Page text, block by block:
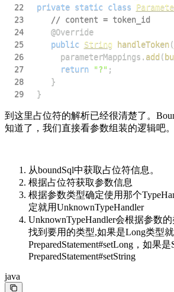
22
private static class
23
// content = token_id
24
@Override
25
public String handleToken(
26
      parameterMappings
. add (
27
return "?" ;
28
}
29
}
到这里占位符的解析已经很清楚了。
知道了，我们直接看参数组装的逻辑吧。
从boundSql中获取占位符信息。
根据占位符获取参数信息
根据参数类型确定使用那个
定就用UnknownTypeHandler
UnknownTypeHandler会根据参数
找到要用的类型,如果是Long类型
PreparedStatement#setLong，如果
PreparedStatement#setString
java